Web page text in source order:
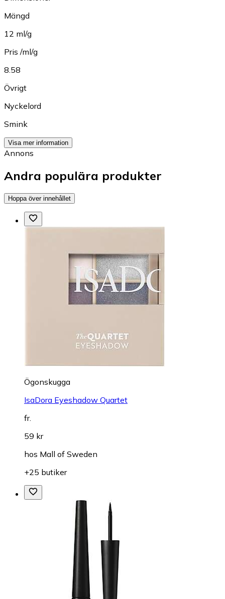
Mängd
12 ml/g
Pris /ml/g
8.58
Övrigt
Nyckelord
Smink
Visa mer information
Annons
Andra populära produkter
Hoppa över innehållet
Ögonskugga
IsaDora Eyeshadow Quartet
fr.
59 kr
hos Mall of Sweden
+25 butiker